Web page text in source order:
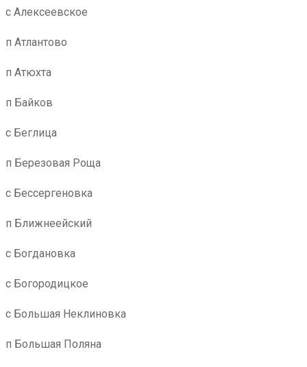
с Алексеевское
п Атлантово
п Атюхта
п Байков
с Беглица
п Березовая Роща
с Бессергеновка
п Ближнеейский
с Богдановка
с Богородицкое
с Большая Неклиновка
п Большая Поляна